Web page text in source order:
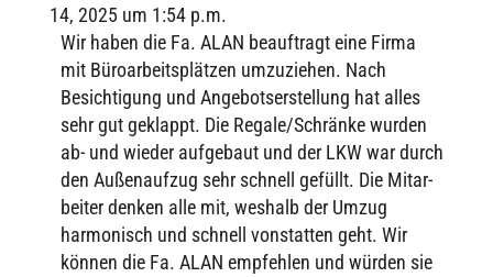
14, 2025 um 1:54 p.m.
Wir haben die Fa. ALAN beauf­tragt eine Firma
mit Büro­ar­beits­plät­zen umzu­zie­hen. Nach
Besich­ti­gung und Ange­bots­er­stel­lung hat alles
sehr gut geklappt. Die Regale/Schränke wurden
ab- und wieder aufge­baut und der LKW war durch
den Außen­auf­zug sehr schnell gefüllt. Die Mitar­
bei­ter denken alle mit, weshalb der Umzug
harmo­nisch und schnell vonstat­ten geht. Wir
können die Fa. ALAN empfeh­len und würden sie